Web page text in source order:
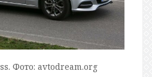
Фото: avtodream.org